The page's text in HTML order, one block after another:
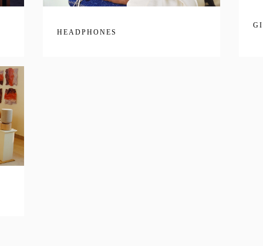
HEADPHONES